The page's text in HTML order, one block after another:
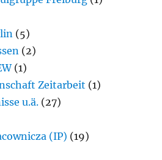
(5)
(2)
(1)
Zeitarbeit (1)
u.ä. (27)
(IP) (19)